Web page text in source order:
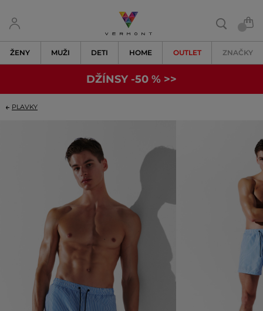
ŽENY MUŽI DETI HOME OUTLET ZNAČKY
DŽÍNSY -50 % >>
PLAVKY